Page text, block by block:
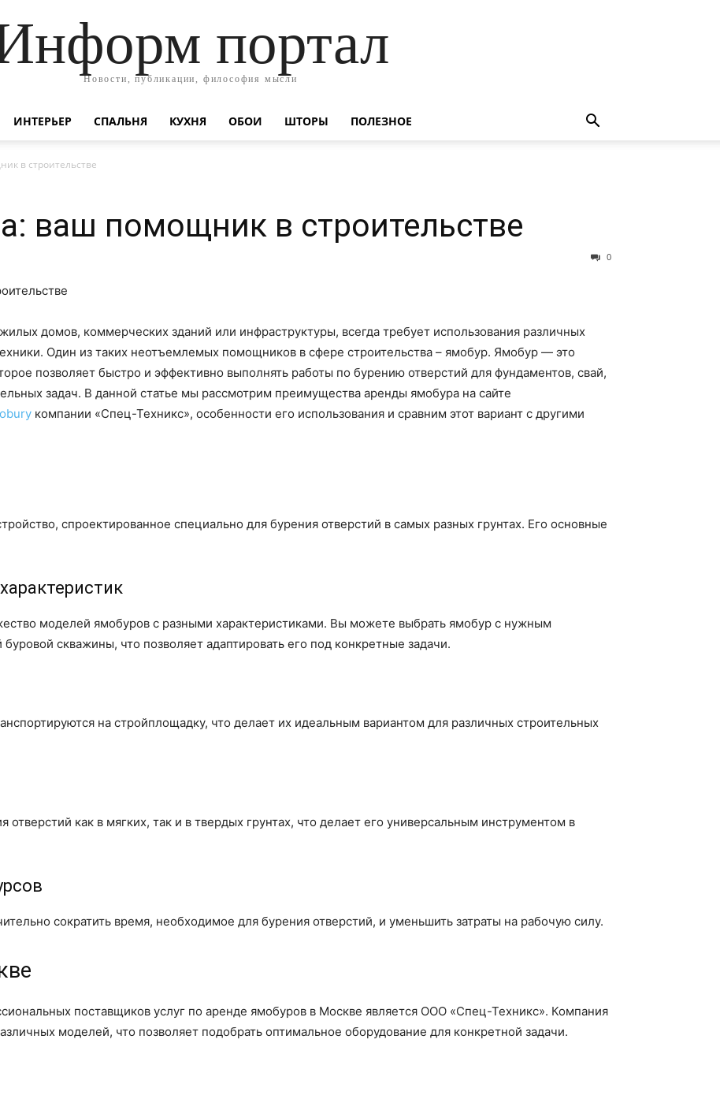
портал
Новости, публикации, философия мысли
ИНТЕРЬЕР СПАЛЬНЯ КУХНЯ ОБОИ ШТОРЫ ПОЛЕЗНОЕ
в строительстве
ваш помощник в строительстве
0
домов, коммерческих зданий или инфраструктуры, всегда требует использования различных
Один из таких неотъемлемых помощников в сфере строительства – ямобур. Ямобур — это
позволяет быстро и эффективно выполнять работы по бурению отверстий для фундаментов, свай,
задач. В данной статье мы рассмотрим преимущества аренды ямобура на сайте
компании «Спец-Техникс», особенности его использования и сравним этот вариант с другими
спроектированное специально для бурения отверстий в самых разных грунтах. Его основные
моделей ямобуров с разными характеристиками. Вы можете выбрать ямобур с нужным
скважины, что позволяет адаптировать его под конкретные задачи.
на стройплощадку, что делает их идеальным вариантом для различных строительных
отверстий как в мягких, так и в твердых грунтах, что делает его универсальным инструментом в
сократить время, необходимое для бурения отверстий, и уменьшить затраты на рабочую силу.
поставщиков услуг по аренде ямобуров в Москве является ООО «Спец-Техникс». Компания
моделей, что позволяет подобрать оптимальное оборудование для конкретной задачи.